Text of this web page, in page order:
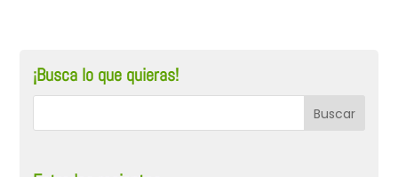
¡Busca lo que quieras!